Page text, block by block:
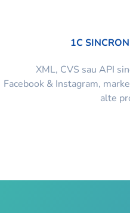
1C
XML, CVS sau API
Facebook & Instagram,
alte